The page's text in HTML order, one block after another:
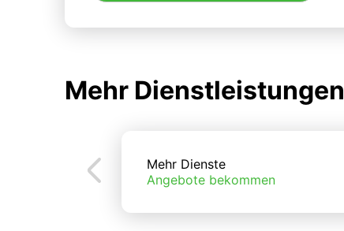
Mehr Dienstleistungen
Mehr Dienste
Angebote bekommen